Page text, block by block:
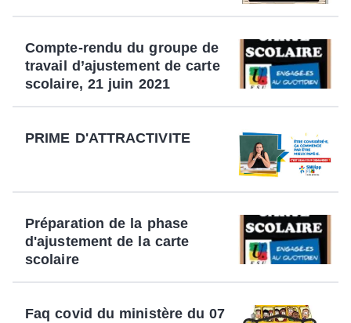
Compte-rendu du groupe de
travail d’ajustement de carte
scolaire, 21 juin 2021
PRIME D'ATTRACTIVITE
Préparation de la phase
d'ajustement de la carte
scolaire
Faq covid du ministère du 07